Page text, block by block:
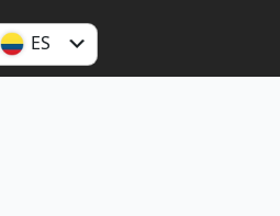
ES
EN